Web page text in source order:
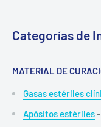
Categorías de
MATERIAL DE
Gasas estériles
Apósitos estériles